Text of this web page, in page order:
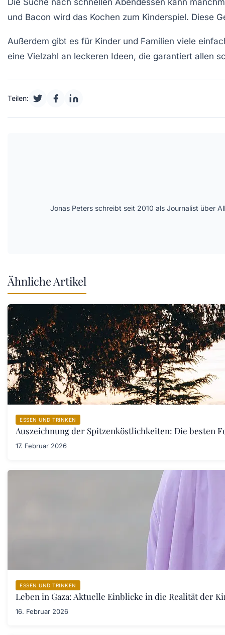
und Bacon wird das Kochen zum Kinderspiel. Diese
Außerdem gibt es für Kinder und Familien viele
eine Vielzahl an leckeren Ideen, die garantiert allen
Teilen:
Jonas Peters schreibt seit 2010 als Journalist über
Ähnliche Artikel
ESSEN UND TRINKEN
Auszeichnung der Spitzenköstlichkeiten: Die besten
17. Februar 2026
ESSEN UND TRINKEN
Leben in Gaza: Aktuelle Einblicke in die Realität der
16. Februar 2026